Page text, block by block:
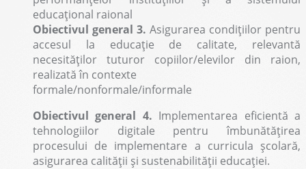
educațional raional
Obiectivul general 3. Asigurarea condițiilor pentru
accesul la educație de calitate, relevantă
necesităților tuturor copiilor/elevilor din raion,
realizată în contexte
formale/nonformale/informale
Obiectivul general 4. Implementarea eficientă a
tehnologiilor digitale pentru îmbunătățirea
procesului de implementare a curricula școlară,
asigurarea calității și sustenabilității educației.